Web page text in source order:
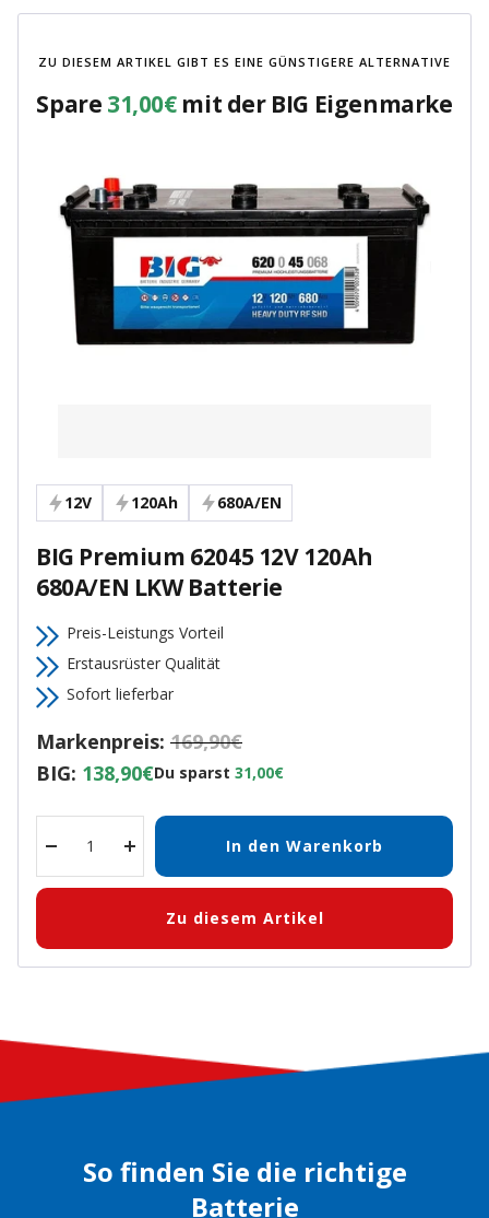
ZU DIESEM ARTIKEL GIBT ES EINE GÜNSTIGERE ALTERNATIVE
Spare 31,00€mit der BIG Eigenmarke
12V 120Ah 680A/EN
BIG Premium 62045 12V 120Ah
680A/EN LKW Batterie
Preis-Leistungs Vorteil
Erstausrüster Qualität
Sofort lieferbar
Markenpreis: 169,90€
BIG: 138,90€Du sparst 31,00€
Menge
verringern
Menge
erhöhen
In den Warenkorb
Zu diesem Artikel
So finden Sie die richtige
Batterie